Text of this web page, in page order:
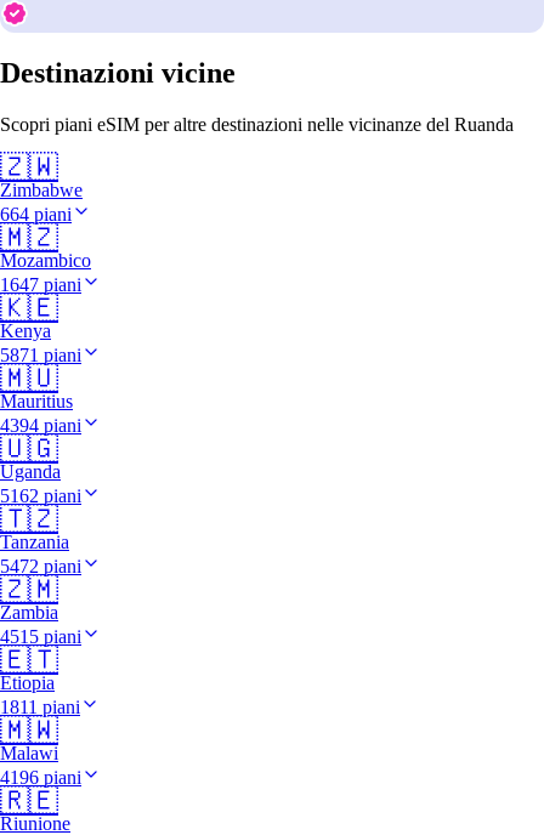
Destinazioni vicine
Scopri piani eSIM per altre destinazioni nelle vicinanze del Ruanda
🇿🇼
Zimbabwe
664 piani
🇲🇿
Mozambico
1647 piani
🇰🇪
Kenya
5871 piani
🇲🇺
Mauritius
4394 piani
🇺🇬
Uganda
5162 piani
🇹🇿
Tanzania
5472 piani
🇿🇲
Zambia
4515 piani
🇪🇹
Etiopia
1811 piani
🇲🇼
Malawi
4196 piani
🇷🇪
Riunione